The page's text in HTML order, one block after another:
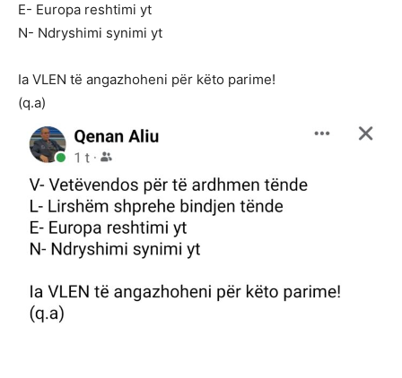
E- Europa reshtimi yt
N- Ndryshimi synimi yt
Ia VLEN të angazhoheni për këto parime!
(q.a)